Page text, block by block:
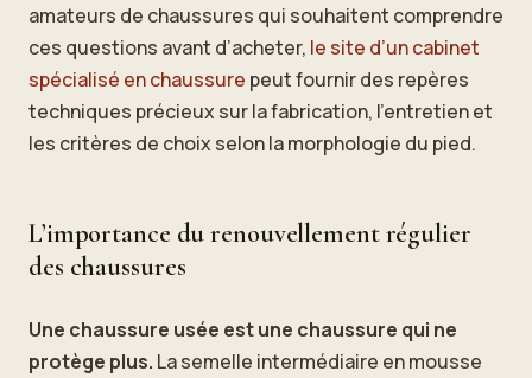
amateurs de chaussures qui souhaitent comprendre
ces questions avant d’acheter, le site d’un cabinet
spécialisé en chaussure peut fournir des repères
techniques précieux sur la fabrication, l’entretien et
les critères de choix selon la morphologie du pied.
L’importance du renouvellement régulier
des chaussures
Une chaussure usée est une chaussure qui ne
protège plus. La semelle intermédiaire en mousse